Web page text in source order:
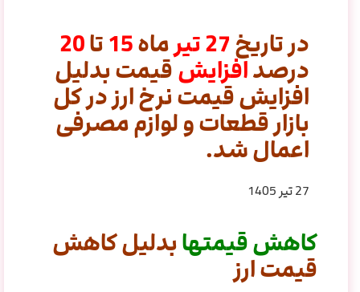
در تاریخ27 تیر ماه15تا
درصدافزایشقیمت بدلیل
افزایش قیمت نرخ ارز در کل
بازار قطعات و لوازم مصرفی
اعمال شد.
27 تیر 1405
کاهش قیمتهابدلیل کاهش
قیمت ارز